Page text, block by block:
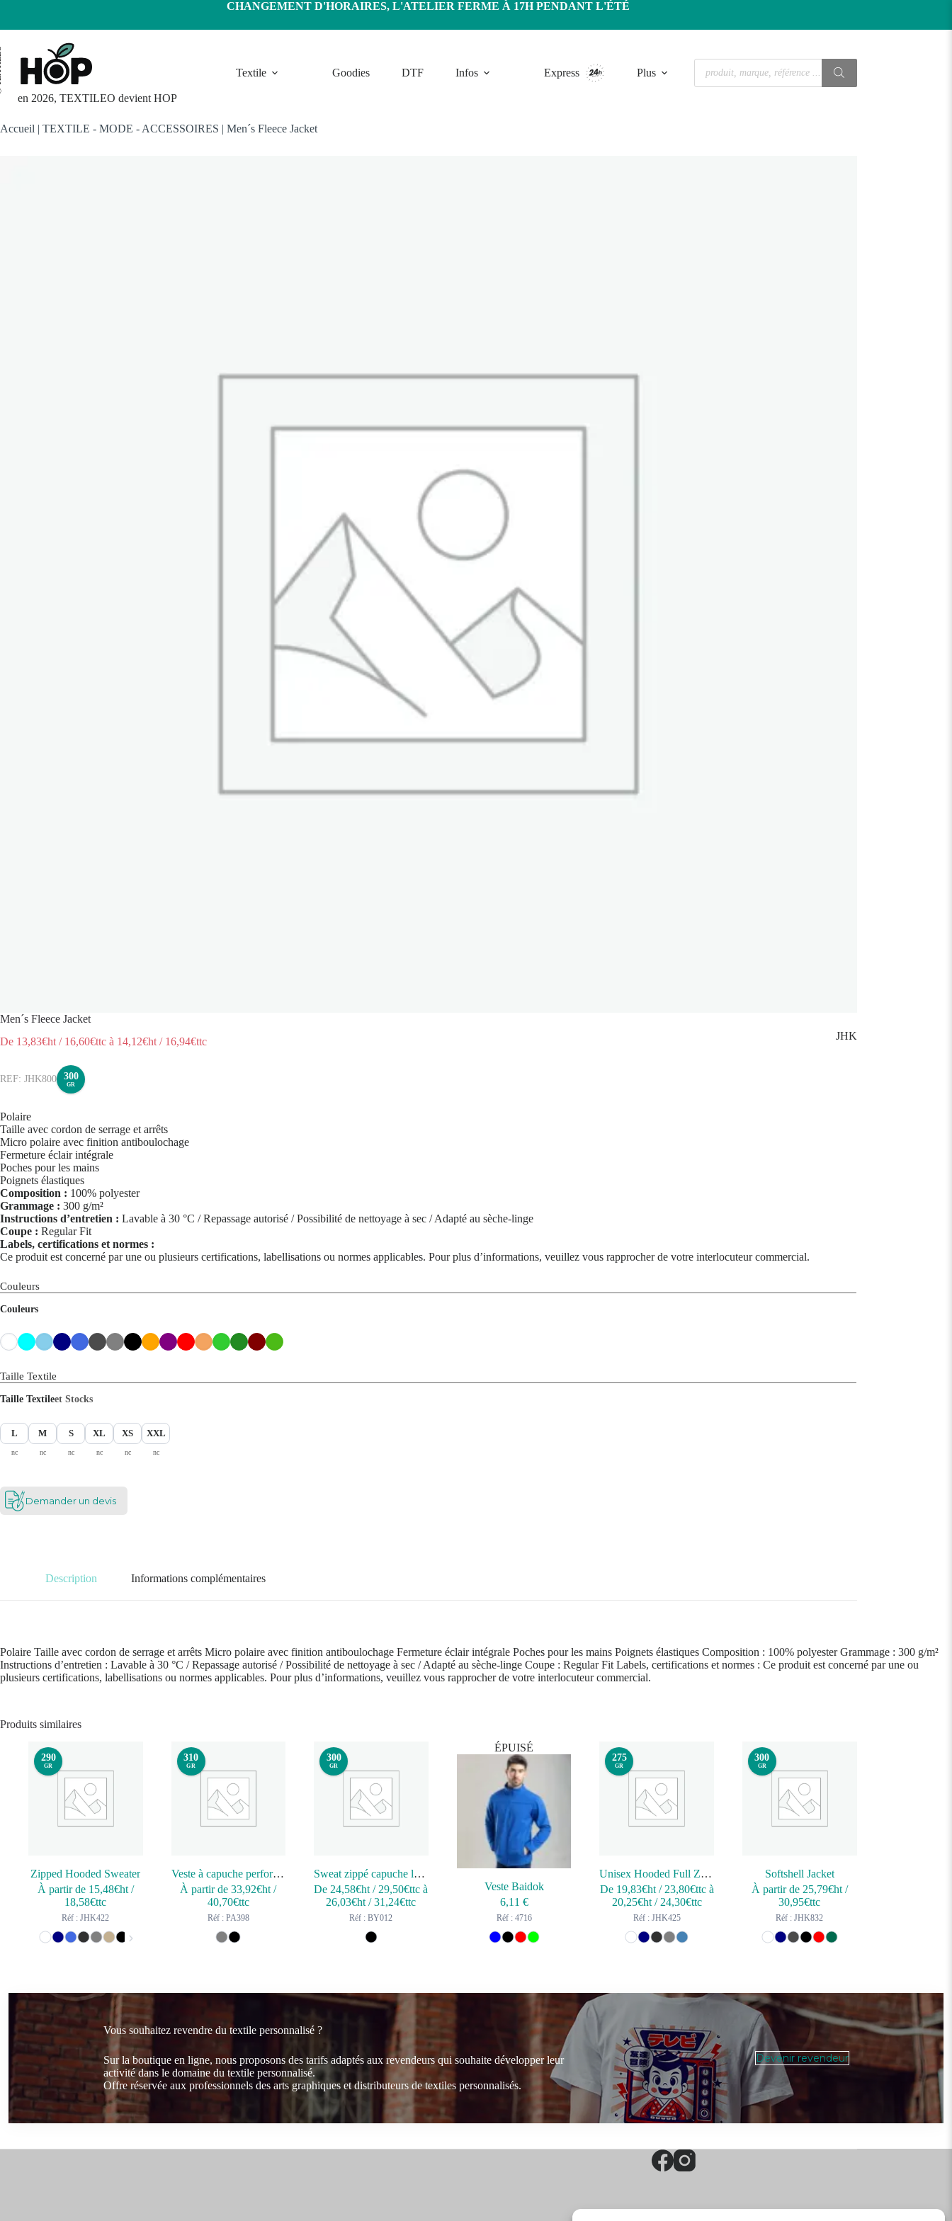
contenu
CHANGEMENT D'HORAIRES, L'ATELIER FERME À 17H PENDANT L'ÉTÉ
en 2026, TEXTILEO devient HOP
Textile Goodies DTF Infos Express Plus
Recherche
produits
Accueil | TEXTILE - MODE - ACCESSOIRES | Men´s Fleece Jacket
Men´s Fleece Jacket
De 13,83€ht / 16,60€ttc à 14,12€ht / 16,94€ttc JHK
JHK800 300
GR
Polaire
Taille avec cordon de serrage et arrêts
Micro polaire avec finition antiboulochage
Fermeture éclair intégrale
Poches pour les mains
Poignets élastiques
Composition : 100% polyester
Grammage : 300 g/m²
Instructions d’entretien : Lavable à 30 °C / Repassage autorisé / Possibilité de nettoyage à sec / Adapté au sèche-linge
Coupe : Regular Fit
Labels, certifications et normes :
Ce produit est concerné par une ou plusieurs certifications, labellisations ou normes applicables. Pour plus d’informations, veuillez vous rapprocher de votre interlocuteur commercial.
Couleurs
Couleurs
Taille Textile
Taille Textileet Stocks
L
nc
M
nc
S
nc
XL
nc
XS
nc
XXL
nc
Demander un devis
Description Informations complémentaires
Polaire Taille avec cordon de serrage et arrêts Micro polaire avec finition antiboulochage Fermeture éclair intégrale Poches pour les mains Poignets élastiques Composition : 100% polyester Grammage : 300 g/m²
Instructions d’entretien : Lavable à 30 °C / Repassage autorisé / Possibilité de nettoyage à sec / Adapté au sèche-linge Coupe : Regular Fit Labels, certifications et normes : Ce produit est concerné par une ou
plusieurs certifications, labellisations ou normes applicables. Pour plus d’informations, veuillez vous rapprocher de votre interlocuteur commercial.
Produits similaires
290
GR
Zipped Hooded Sweater
À partir de 15,48€ht/
18,58€ttc
Réf : JHK422
310
GR
Veste à capuche performance enfant
À partir de33,92€ht /
40,70€ttc
Réf : PA398
300
GR
Sweat zippé capuche lourd
De 24,58€ht / 29,50€ttc à
26,03€ht /31,24€ttc
Réf : BY012
ÉPUISÉ
Veste Baidok
6,11 €
Réf : 4716
275
GR
Unisex Hooded Full Zip Sweat Fuji
De 19,83€ht/ 23,80€ttcà
20,25€ht/ 24,30€ttc
Réf : JHK425
300
GR
Softshell Jacket
À partir de 25,79€ht/
30,95€ttc
Réf : JHK832
Vous souhaitez revendre du textile personnalisé ?
Sur la boutique en ligne, nous proposons des tarifs adaptés aux revendeurs qui souhaite développer leur
activité dans le domaine du textile personnalisé.
Offre réservée aux professionnels des arts graphiques et distributeurs de textiles personnalisés.
Devenir revendeur